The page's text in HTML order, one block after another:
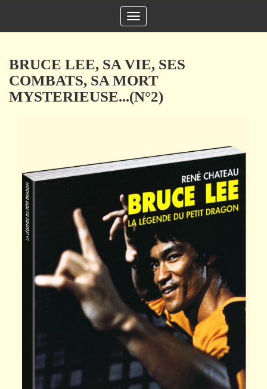
Toggle
navigation
BRUCE LEE, SA VIE, SES
COMBATS, SA MORT
MYSTERIEUSE...(N°2)